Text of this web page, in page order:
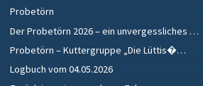
Probetörn
Der Probetörn 2026 – ein unvergessliches …
Probetörn – Kuttergruppe „Die Lüttis�…
Logbuch vom 04.05.2026